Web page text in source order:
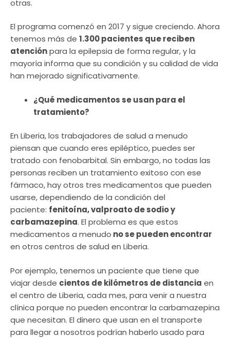
otras.
El programa comenzó en 2017 y sigue creciendo. Ahora
tenemos más de 1.300 pacientes que reciben
atenciónpara la epilepsia de forma regular, y la
mayoría informa que su condición y su calidad de vida
han mejorado significativamente.
¿Qué medicamentos se usan para el
tratamiento?
En Liberia, los trabajadores de salud a menudo
piensan que cuando eres epiléptico, puedes ser
tratado con fenobarbital. Sin embargo, no todas las
personas reciben un tratamiento exitoso con ese
fármaco, hay otros tres medicamentos que pueden
usarse, dependiendo de la condición del
paciente: fenitoína, valproato de sodio y
carbamazepina. El problema es que estos
medicamentos a menudo no se pueden encontrar
en otros centros de salud en Liberia.
Por ejemplo, tenemos un paciente que tiene que
viajar desde cientos de kilómetros de distancia en
el centro de Liberia, cada mes, para venir a nuestra
clínica porque no pueden encontrar la carbamazepina
que necesitan. El dinero que usan en el transporte
para llegar a nosotros podrían haberlo usado para